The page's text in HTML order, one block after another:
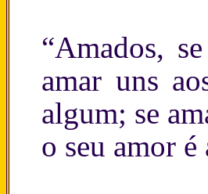
“Amados,
amar uns
algum; se
o seu amor